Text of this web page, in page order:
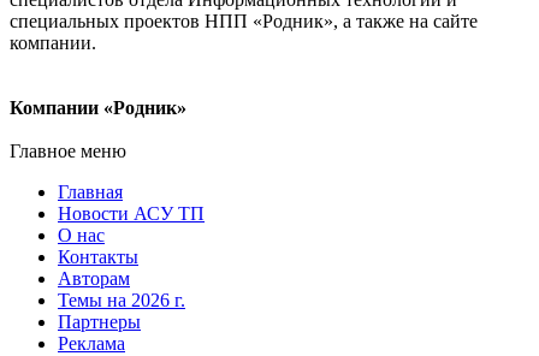
специальных проектов НПП «Родник», а также на сайте
компании.
Компании «Родник»
Главное меню
Главная
Новости АСУ ТП
О нас
Контакты
Авторам
Темы на 2026 г.
Партнеры
Реклама